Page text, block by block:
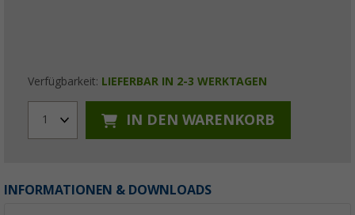
Verfügbarkeit: LIEFERBAR IN 2-3 WERKTAGEN
1 IN DEN WARENKORB
INFORMATIONEN & DOWNLOADS